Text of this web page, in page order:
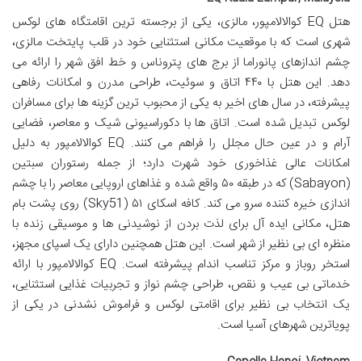
هتل EQ کوالالامپور، مالزی، یکی از برجسته ترین اقامتگاه های لوکس
شهری است که با موقعیت مکانی استثنایی خود در قلب پایتخت مالزی،
چشم اندازهای پانوراما از برج های پتروناس و خط افق شهر را ارائه می
دهد. این هتل با ۴۴۰ اتاق و سوئیت، طراحی مدرن و امکانات رفاهی
پیشرفته، در سال های اخیر به یکی از محبوب ترین گزینه ها برای مسافران
لوکس تبدیل شده است. اتاق ها با دکوراسیونی شیک و معاصر، فضایی
آرام و در عین حال مجلل را فراهم می کنند. EQ کوالالامپور به دلیل
امکانات عالی غذاخوری خود شهرت دارد؛ از جمله رستوران سبتین
(Sabayon) که در طبقه ۵۰ واقع شده و غذاهای اروپایی معاصر را با چشم
اندازی خیره کننده سرو می کند. کافه اسکای ۵۱ (Sky51) روی پشت بام
هتل، مکانی ایده آل برای لذت بردن از نوشیدنی ها و موسیقی زنده با
منظره ای بی نظیر از شهر است. این هتل همچنین دارای یک اسپای مجهز،
استخر روباز و مرکز تناسب اندام پیشرفته است. EQ کوالالامپور با ارائه
خدماتی بی عیب و نقص، طراحی چشم نواز و تجربیات غذایی استثنایی،
یک انتخاب بی نظیر برای اقامتی لوکس و فراموش نشدنی در یکی از
پویاترین شهرهای آسیا است.